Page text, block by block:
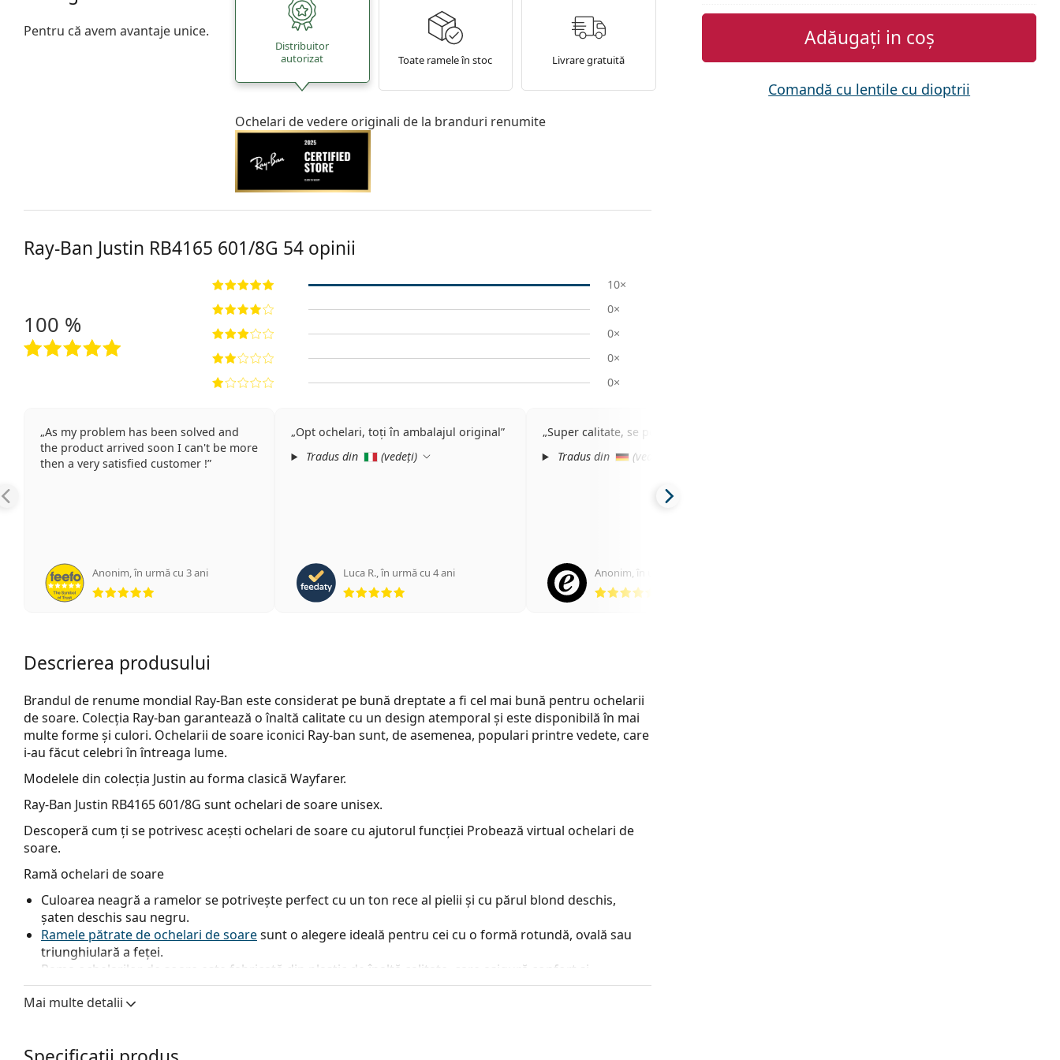
Adăugați in coș
Comandă cu lentile cu dioptrii
Pentru că avem avantaje unice.
Distribuitor
autorizat
Toate ramele în stoc Livrare gratuită
Ochelari de vedere originali de la branduri renumite
Ray-Ban Justin RB4165 601/8G 54 opinii
100 %
10×
0×
0×
0×
0×
As my problem has been solved and
the product arrived soon I can't be more
then a very satisfied customer !
Anonim,în urmă cu 3 ani
Opt ochelari, toți în ambalajul original
Tradus din
(vedeți)
Luca R.,în urmă cu 4 ani
Super calitate, se potrivește perfect
Tradus din
(vedeți
Anonim, în urmă cu 5 ani
Descrierea produsului
Brandul de renume mondial Ray-Ban este considerat pe bună dreptate a fi cel mai bună pentru ochelarii
de soare. Colecția Ray-ban garantează o înaltă calitate cu un design atemporal și este disponibilă în mai
multe forme și culori. Ochelarii de soare iconici Ray-ban sunt, de asemenea, populari printre vedete, care
i-au făcut celebri în întreaga lume.
Modelele din colecția Justin au forma clasică Wayfarer.
Ray-Ban Justin RB4165 601/8G sunt ochelari de soare unisex.
Descoperă cum ți se potrivesc acești ochelari de soare cu ajutorul funcției Probează virtual ochelari de
soare.
Ramă ochelari de soare
Culoarea neagră a ramelor se potrivește perfect cu un ton rece al pielii și cu părul blond deschis,
șaten deschis sau negru.
Ramele pătrate de ochelari de soaresunt o alegere ideală pentru cei cu o formă rotundă, ovală sau
triunghiulară a feței.
Rama ochelarilor de soare este fabricată din plastic de înaltă calitate, care asigură confort si
durabilitate maxima.
Lentilele originale pot fi înlocuite cu lentile personalizate de diferite tipuri, cu sau fără dioptrii.
Lentilele gri reduc intensitatea luminii fără a afecta contrastul sau a distorsiona culorile.
Mai multe detalii